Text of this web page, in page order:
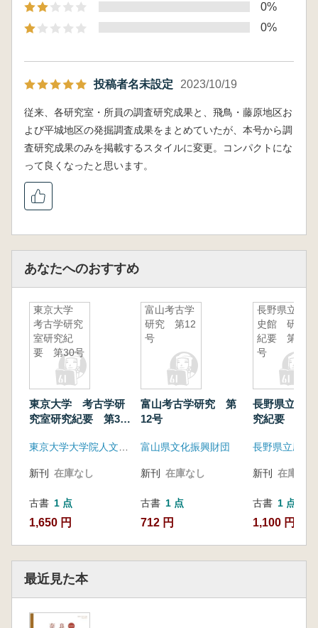
0%
0%
投稿者名未設定 2023/10/19
従来、各研究室・所員の調査研究成果と、飛鳥・藤原地区お
よび平城地区の発掘調査成果をまとめていたが、本号から調
査研究成果のみを掲載するスタイルに変更。コンパクトにな
って良くなったと思います。
あなたへのおすすめ
東京大学
考古学研究
室研究紀
要 第30号
東京大学 考古学研
究室研究紀要 第30
新刊 在庫なし
古書 1 点
1,650 円
富山考古学
研究 第12
号
富山考古学研究 第
12号
富山県文化振興財団
新刊 在庫なし
古書 1 点
712 円
長野県立歴
史館 研究
紀要 第29
号
長野県立歴
究紀要 第
長野県立歴史
新刊 在庫なし
古書 1 点
1,100 円
最近見た本